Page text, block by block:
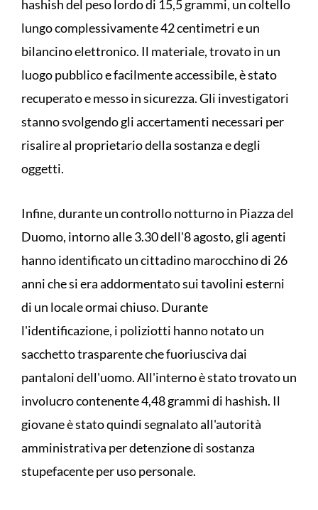
hashish del peso lordo di 15,5 grammi, un coltello
lungo complessivamente 42 centimetri e un
bilancino elettronico. Il materiale, trovato in un
luogo pubblico e facilmente accessibile, è stato
recuperato e messo in sicurezza. Gli investigatori
stanno svolgendo gli accertamenti necessari per
risalire al proprietario della sostanza e degli
oggetti.
Infine, durante un controllo notturno in Piazza del
Duomo, intorno alle 3.30 dell'8 agosto, gli agenti
hanno identificato un cittadino marocchino di 26
anni che si era addormentato sui tavolini esterni
di un locale ormai chiuso. Durante
l'identificazione, i poliziotti hanno notato un
sacchetto trasparente che fuoriusciva dai
pantaloni dell'uomo. All'interno è stato trovato un
involucro contenente 4,48 grammi di hashish. Il
giovane è stato quindi segnalato all'autorità
amministrativa per detenzione di sostanza
stupefacente per uso personale.